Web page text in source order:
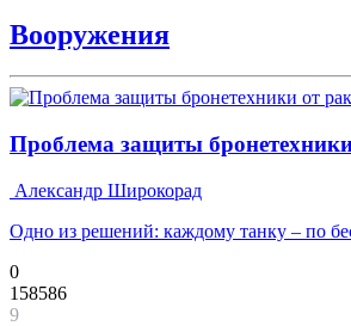
Вооружения
Проблема защиты бронетехники
Александр Широкорад
Одно из решений: каждому танку – по
0
158586
9